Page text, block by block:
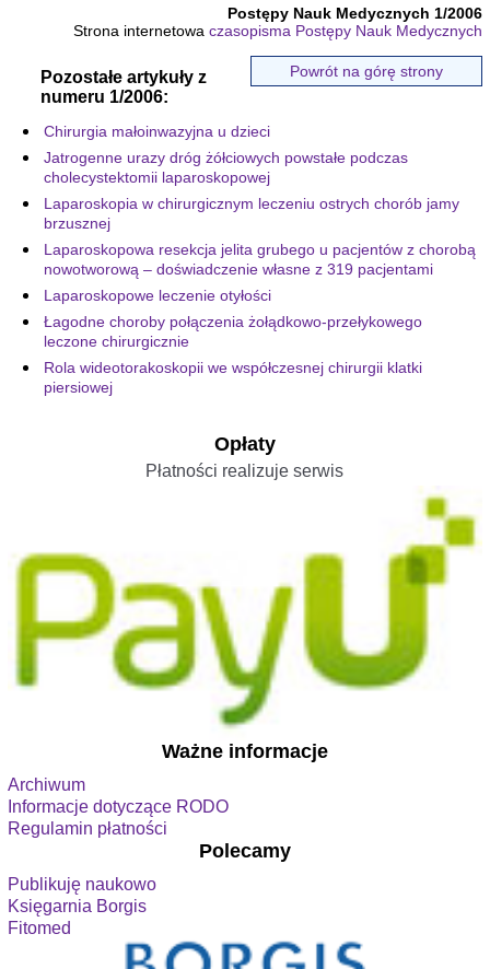
Postępy Nauk Medycznych 1/2006
Strona internetowaczasopisma Postępy Nauk Medycznych
Powrót na górę strony
Pozostałe artykuły z
numeru 1/2006:
Chirurgia małoinwazyjna u dzieci
Jatrogenne urazy dróg żółciowych powstałe podczas
cholecystektomii laparoskopowej
Laparoskopia w chirurgicznym leczeniu ostrych chorób jamy
brzusznej
Laparoskopowa resekcja jelita grubego u pacjentów z chorobą
nowotworową – doświadczenie własne z 319 pacjentami
Laparoskopowe leczenie otyłości
Łagodne choroby połączenia żołądkowo-przełykowego
leczone chirurgicznie
Rola wideotorakoskopii we współczesnej chirurgii klatki
piersiowej
Opłaty
Płatności realizuje serwis
Ważne informacje
Archiwum
Informacje dotyczące RODO
Regulamin płatności
Polecamy
Publikuję naukowo
Księgarnia Borgis
Fitomed